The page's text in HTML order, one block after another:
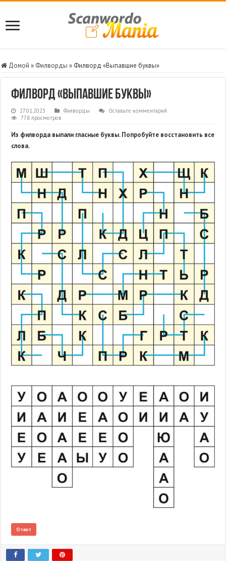
Домой » Филворды » Филворд «Выпавшие буквы»
Филворд «Выпавшие буквы»
27.01.2023 Филворды
Оставьте комментарий
778 просмотров
Из филворда выпали гласные буквы. Попробуйте восстановить все
слова.
Ответ